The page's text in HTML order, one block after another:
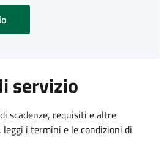
servizio
scadenze, requisiti e altre
i termini e le condizioni di